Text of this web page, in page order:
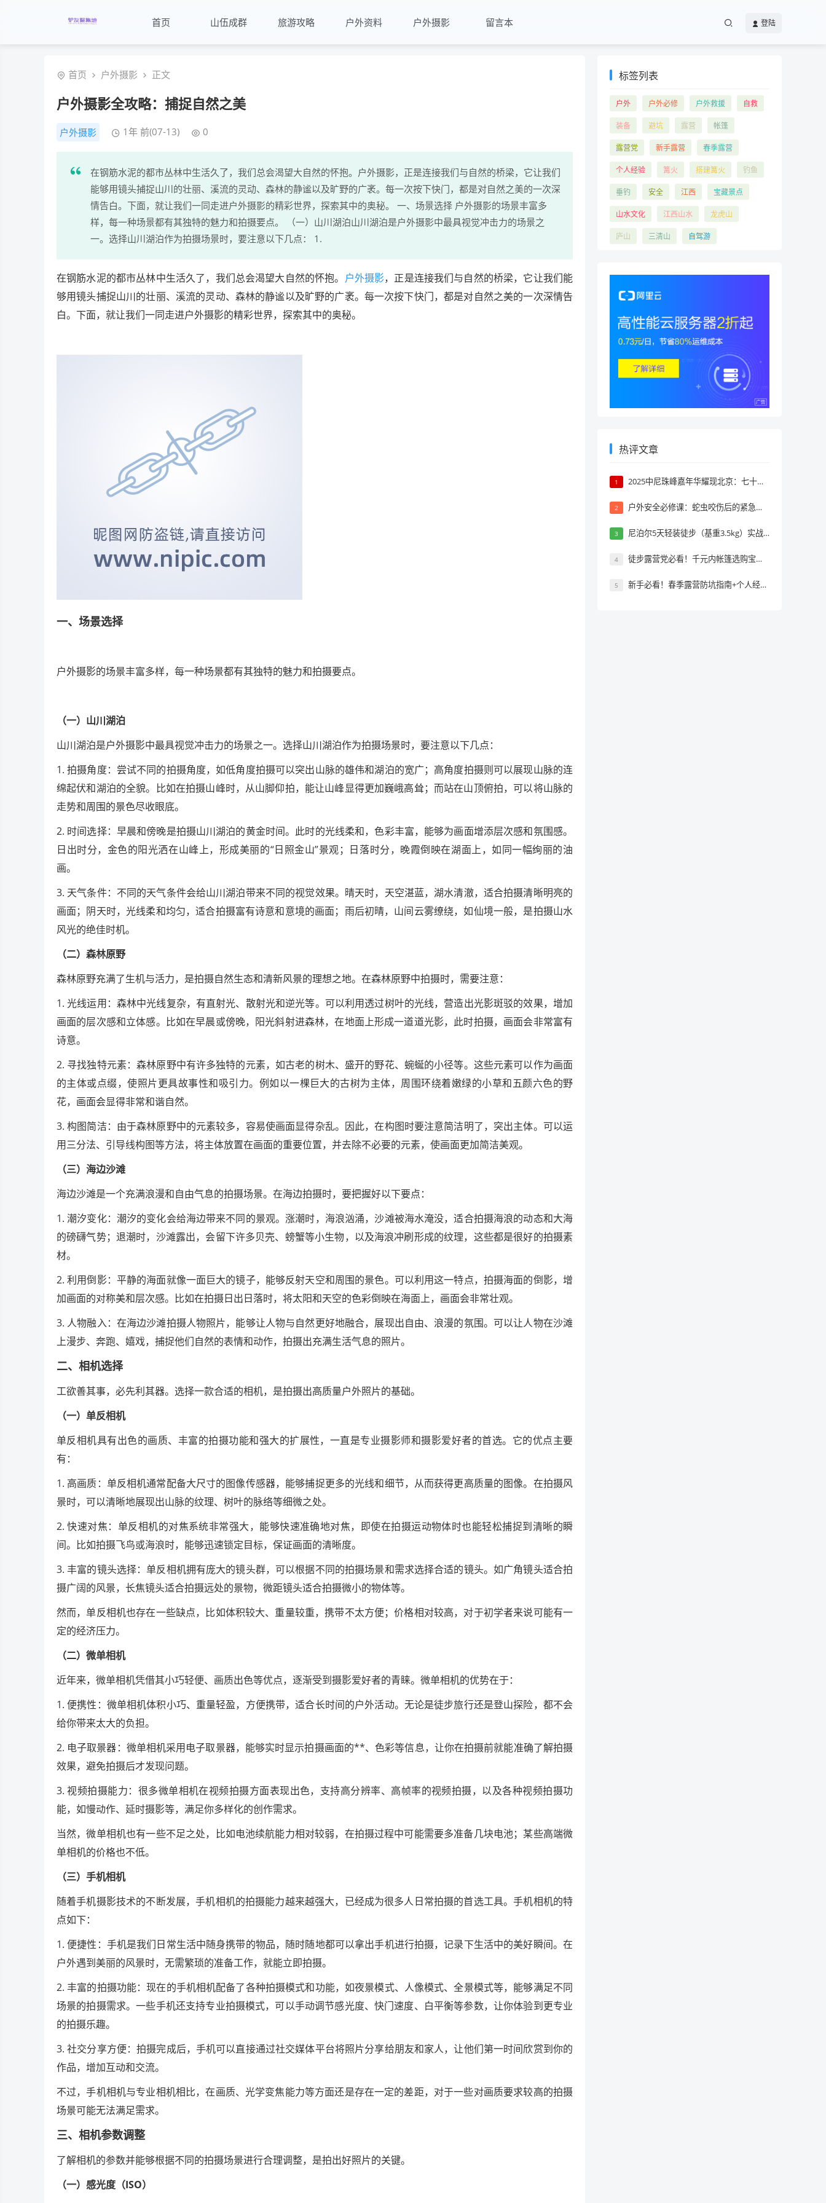
首页 山伍成群 旅游攻略 户外资料 户外摄影 留言本 登陆
首页 户外摄影 正文
户外摄影全攻略：捕捉自然之美
户外摄影 1年 前(07-13) 0
在钢筋水泥的都市丛林中生活久了，我们总会渴望大自然的怀抱。户外摄影，正是连接我们与自然的桥梁，它让我们
能够用镜头捕捉山川的壮丽、溪流的灵动、森林的静谧以及旷野的广袤。每一次按下快门，都是对自然之美的一次深
情告白。下面，就让我们一同走进户外摄影的精彩世界，探索其中的奥秘。 一、场景选择 户外摄影的场景丰富多
样，每一种场景都有其独特的魅力和拍摄要点。 （一）山川湖泊山川湖泊是户外摄影中最具视觉冲击力的场景之
一。选择山川湖泊作为拍摄场景时，要注意以下几点： 1.
在钢筋水泥的都市丛林中生活久了，我们总会渴望大自然的怀抱。 户外摄影，正是连接我们与自然的桥梁，它让我们能
够用镜头捕捉山川的壮丽、溪流的灵动、森林的静谧以及旷野的广袤。每一次按下快门，都是对自然之美的一次深情告
白。下面，就让我们一同走进户外摄影的精彩世界，探索其中的奥秘。
一、场景选择
户外摄影的场景丰富多样，每一种场景都有其独特的魅力和拍摄要点。
（一）山川湖泊
山川湖泊是户外摄影中最具视觉冲击力的场景之一。选择山川湖泊作为拍摄场景时，要注意以下几点：
1. 拍摄角度：尝试不同的拍摄角度，如低角度拍摄可以突出山脉的雄伟和湖泊的宽广；高角度拍摄则可以展现山脉的连
绵起伏和湖泊的全貌。比如在拍摄山峰时，从山脚仰拍，能让山峰显得更加巍峨高耸；而站在山顶俯拍，可以将山脉的
走势和周围的景色尽收眼底。
2. 时间选择：早晨和傍晚是拍摄山川湖泊的黄金时间。此时的光线柔和，色彩丰富，能够为画面增添层次感和氛围感。
日出时分，金色的阳光洒在山峰上，形成美丽的“日照金山”景观；日落时分，晚霞倒映在湖面上，如同一幅绚丽的油
画。
3. 天气条件：不同的天气条件会给山川湖泊带来不同的视觉效果。晴天时，天空湛蓝，湖水清澈，适合拍摄清晰明亮的
画面；阴天时，光线柔和均匀，适合拍摄富有诗意和意境的画面；雨后初晴，山间云雾缭绕，如仙境一般，是拍摄山水
风光的绝佳时机。
（二）森林原野
森林原野充满了生机与活力，是拍摄自然生态和清新风景的理想之地。在森林原野中拍摄时，需要注意：
1. 光线运用：森林中光线复杂，有直射光、散射光和逆光等。可以利用透过树叶的光线，营造出光影斑驳的效果，增加
画面的层次感和立体感。比如在早晨或傍晚，阳光斜射进森林，在地面上形成一道道光影，此时拍摄，画面会非常富有
诗意。
2. 寻找独特元素：森林原野中有许多独特的元素，如古老的树木、盛开的野花、蜿蜒的小径等。这些元素可以作为画面
的主体或点缀，使照片更具故事性和吸引力。例如以一棵巨大的古树为主体，周围环绕着嫩绿的小草和五颜六色的野
花，画面会显得非常和谐自然。
3. 构图简洁：由于森林原野中的元素较多，容易使画面显得杂乱。因此，在构图时要注意简洁明了，突出主体。可以运
用三分法、引导线构图等方法，将主体放置在画面的重要位置，并去除不必要的元素，使画面更加简洁美观。
（三）海边沙滩
海边沙滩是一个充满浪漫和自由气息的拍摄场景。在海边拍摄时，要把握好以下要点：
1. 潮汐变化：潮汐的变化会给海边带来不同的景观。涨潮时，海浪汹涌，沙滩被海水淹没，适合拍摄海浪的动态和大海
的磅礴气势；退潮时，沙滩露出，会留下许多贝壳、螃蟹等小生物，以及海浪冲刷形成的纹理，这些都是很好的拍摄素
材。
2. 利用倒影：平静的海面就像一面巨大的镜子，能够反射天空和周围的景色。可以利用这一特点，拍摄海面的倒影，增
加画面的对称美和层次感。比如在拍摄日出日落时，将太阳和天空的色彩倒映在海面上，画面会非常壮观。
3. 人物融入：在海边沙滩拍摄人物照片，能够让人物与自然更好地融合，展现出自由、浪漫的氛围。可以让人物在沙滩
上漫步、奔跑、嬉戏，捕捉他们自然的表情和动作，拍摄出充满生活气息的照片。
二、相机选择
工欲善其事，必先利其器。选择一款合适的相机，是拍摄出高质量户外照片的基础。
（一）单反相机
单反相机具有出色的画质、丰富的拍摄功能和强大的扩展性，一直是专业摄影师和摄影爱好者的首选。它的优点主要
有：
1. 高画质：单反相机通常配备大尺寸的图像传感器，能够捕捉更多的光线和细节，从而获得更高质量的图像。在拍摄风
景时，可以清晰地展现出山脉的纹理、树叶的脉络等细微之处。
2. 快速对焦：单反相机的对焦系统非常强大，能够快速准确地对焦，即使在拍摄运动物体时也能轻松捕捉到清晰的瞬
间。比如拍摄飞鸟或海浪时，能够迅速锁定目标，保证画面的清晰度。
3. 丰富的镜头选择：单反相机拥有庞大的镜头群，可以根据不同的拍摄场景和需求选择合适的镜头。如广角镜头适合拍
摄广阔的风景，长焦镜头适合拍摄远处的景物，微距镜头适合拍摄微小的物体等。
然而，单反相机也存在一些缺点，比如体积较大、重量较重，携带不太方便；价格相对较高，对于初学者来说可能有一
定的经济压力。
（二）微单相机
近年来，微单相机凭借其小巧轻便、画质出色等优点，逐渐受到摄影爱好者的青睐。微单相机的优势在于：
1. 便携性：微单相机体积小巧、重量轻盈，方便携带，适合长时间的户外活动。无论是徒步旅行还是登山探险，都不会
给你带来太大的负担。
2. 电子取景器：微单相机采用电子取景器，能够实时显示拍摄画面的**、色彩等信息，让你在拍摄前就能准确了解拍摄
效果，避免拍摄后才发现问题。
3. 视频拍摄能力：很多微单相机在视频拍摄方面表现出色，支持高分辨率、高帧率的视频拍摄，以及各种视频拍摄功
能，如慢动作、延时摄影等，满足你多样化的创作需求。
当然，微单相机也有一些不足之处，比如电池续航能力相对较弱，在拍摄过程中可能需要多准备几块电池；某些高端微
单相机的价格也不低。
（三）手机相机
随着手机摄影技术的不断发展，手机相机的拍摄能力越来越强大，已经成为很多人日常拍摄的首选工具。手机相机的特
点如下：
1. 便捷性：手机是我们日常生活中随身携带的物品，随时随地都可以拿出手机进行拍摄，记录下生活中的美好瞬间。在
户外遇到美丽的风景时，无需繁琐的准备工作，就能立即拍摄。
2. 丰富的拍摄功能：现在的手机相机配备了各种拍摄模式和功能，如夜景模式、人像模式、全景模式等，能够满足不同
场景的拍摄需求。一些手机还支持专业拍摄模式，可以手动调节感光度、快门速度、白平衡等参数，让你体验到更专业
的拍摄乐趣。
3. 社交分享方便：拍摄完成后，手机可以直接通过社交媒体平台将照片分享给朋友和家人，让他们第一时间欣赏到你的
作品，增加互动和交流。
不过，手机相机与专业相机相比，在画质、光学变焦能力等方面还是存在一定的差距，对于一些对画质要求较高的拍摄
场景可能无法满足需求。
三、相机参数调整
了解相机的参数并能够根据不同的拍摄场景进行合理调整，是拍出好照片的关键。
（一）感光度（ISO）
标签列表
户外 户外必修 户外救援 自救
装备 避坑 露营 帐篷
露营党 新手露营 春季露营
个人经验 篝火 搭建篝火 钓鱼
垂钓 安全 江西 宝藏景点
山水文化 江西山水 龙虎山
庐山 三清山 自驾游
热评文章
1 2025中尼珠峰嘉年华耀现北京：七十年携手，共探巅峰文旅新境
2 户外安全必修课：蛇虫咬伤后的紧急自救与应对策略
3 尼泊尔5天轻装徒步（基重3.5kg）实战装备攻略｜亲历者避坑指南
4 徒步露营党必看！千元内帐篷选购宝典与热门款测评
5 新手必看！春季露营防坑指南+个人经验全总结